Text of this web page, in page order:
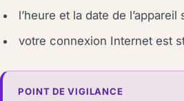
l’heure et la date de
votre connexion Internet est
POINT DE VIGILANCE